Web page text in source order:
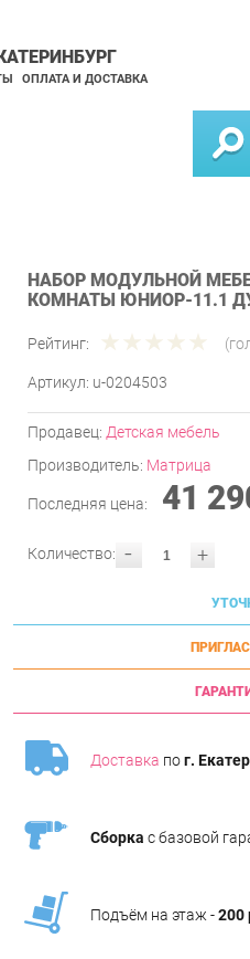
ОПЛАТА И ДОСТАВКА
НАБОР МОДУЛЬНОЙ
КОМНАТЫ ЮНИОР-11.1
Рейтинг:
Артикул: u-0204503
Продавец: Детская мебель
Производитель: Матрица
Последняя цена: 41
- +
Количество:
Доставка пог.
Сборка с базовой
Подъём на этаж -200